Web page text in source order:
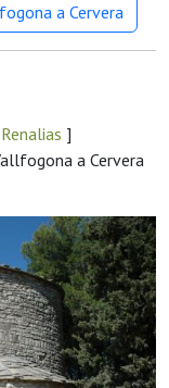
a Cervera
]
a Cervera